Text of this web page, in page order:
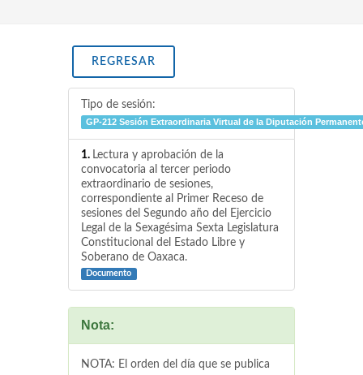
REGRESAR
Tipo de sesión:
GP-212 Sesión Extraordinaria Virtual de la Diputación
1. Lectura y aprobación de la
convocatoria al tercer periodo
extraordinario de sesiones,
correspondiente al Primer Receso de
sesiones del Segundo año del Ejercicio
Legal de la Sexagésima Sexta Legislatura
Constitucional del Estado Libre y
Soberano de Oaxaca.
Documento
Nota:
NOTA: El orden del día que se publica